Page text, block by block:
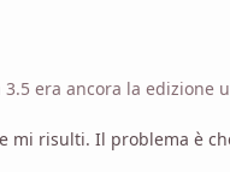
era ancora la edizione
risulti. Il problema è